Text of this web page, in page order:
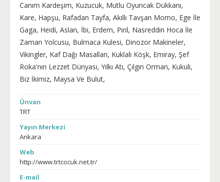
Canım Kardeşim, Kuzucuk, Mutlu Oyuncak Dükkanı,
Kare, Hapşu, Rafadan Tayfa, Akıllı Tavşan Momo, Ege İle
Gaga, Heidi, Aslan, İbi, Erdem, Pırıl, Nasreddin Hoca İle
Zaman Yolcusu, Bulmaca Kulesi, Dinozor Makineler,
Vikingler, Kaf Dağı Masalları, Kuklalı Köşk, Emiray, Şef
Roka'nın Lezzet Dünyası, Yılkı Atı, Çılgın Orman, Kukuli,
Biz İkimiz, Maysa Ve Bulut,
Ünvan
TRT
Yayın Merkezi
Ankara
Web
http://www.trtcocuk.net.tr/
E-mail